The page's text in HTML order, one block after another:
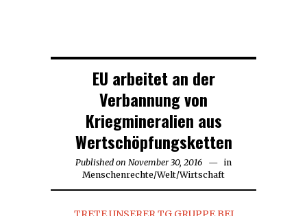
EU arbeitet an der
Verbannung von
Kriegmineralien aus
Wertschöpfungsketten
Published on November 30, 2016 November
30,
in
Menschenrechte/Welt/Wirtschaft